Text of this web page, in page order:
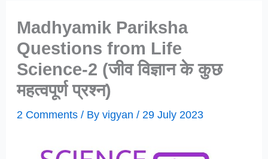
Madhyamik Pariksha
Questions from Life
Science-2 (जीव विज्ञान के कुछ
महत्वपूर्ण प्रश्न)
2 Comments / Byvigyan/ 29 July 2023